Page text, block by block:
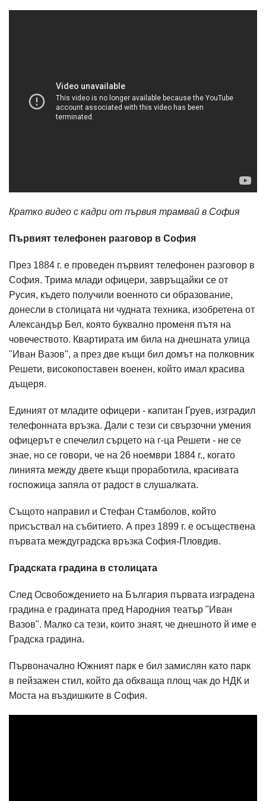
Кратко видео с кадри от първия трамвай в София
Първият телефонен разговор в София
През 1884 г. е проведен първият телефонен разговор в
София. Трима млади офицери, завръщайки се от
Русия, където получили военното си образование,
донесли в столицата ни чудната техника, изобретена от
Александър Бел, която буквално променя пътя на
човечеството. Квартирата им била на днешната улица
"Иван Вазов", а през две къщи бил домът на полковник
Решети, високопоставен военен, който имал красива
дъщеря.
Единият от младите офицери - капитан Груев, изградил
телефонната връзка. Дали с тези си свързочни умения
офицерът е спечелил сърцето на г-ца Решети - не се
знае, но се говори, че на 26 ноември 1884 г., когато
линията между двете къщи проработила, красивата
госпожица запяла от радост в слушалката.
Същото направил и Стефан Стамболов, който
присъствал на събитието. А през 1899 г. е осъществена
първата междуградска връзка София-Пловдив.
Градската градина в столицата
След Освобождението на България първата изградена
градина е градината пред Народния театър "Иван
Вазов". Малко са тези, които знаят, че днешното й име е
Градска градина.
Първоначално Южният парк е бил замислян като парк
в пейзажен стил, който да обхваща площ чак до НДК и
Моста на въздишките в София.